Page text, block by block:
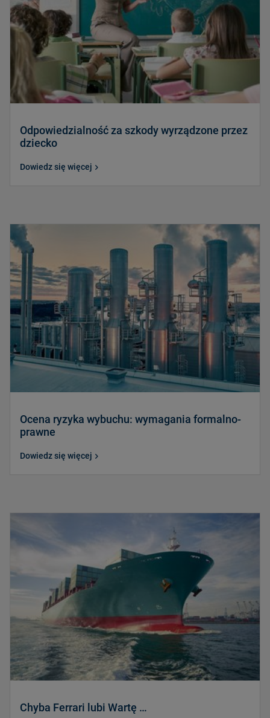
Odpowiedzialność za szkody wyrządzone przez
dziecko
Dowiedz się więcej
Ocena ryzyka wybuchu: wymagania formalno-
prawne
Dowiedz się więcej
Chyba Ferrari lubi Wartę …